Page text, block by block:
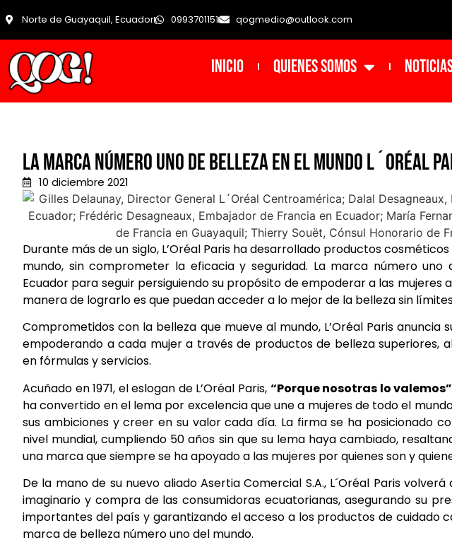
Norte de Guayaquil, Ecuador 0993701151 qogmedio@outlook.com
INICIO Quienes Somos
La marca número uno de belleza en el mundo L´Oréal
10 diciembre 2021
Durante más de un siglo, L’Oréal Paris ha desarrollado productos
mundo, sin comprometer la eficacia y seguridad. La marca número
Ecuador para seguir persiguiendo su propósito de empoderar a las mujeres
manera de lograrlo es que puedan acceder a lo mejor de la belleza sin
Comprometidos con la belleza que mueve al mundo, L’Oréal Paris
empoderando a cada mujer a través de productos de belleza superiores,
en fórmulas y servicios.
Acuñado en 1971, el eslogan de L’Oréal Paris, “Porque nosotras lo valemos”
ha convertido en el lema por excelencia que une a mujeres de todo el
sus ambiciones y creer en su valor cada día. La firma se ha posicionado
nivel mundial, cumpliendo 50 años sin que su lema haya cambiado,
una marca que siempre se ha apoyado a las mujeres por quienes son y
De la mano de su nuevo aliado Asertia Comercial S.A., L´Oréal Paris
imaginario y compra de las consumidoras ecuatorianas, asegurando su
importantes del país y garantizando el acceso a los productos de cuidado
marca de belleza número uno del mundo.